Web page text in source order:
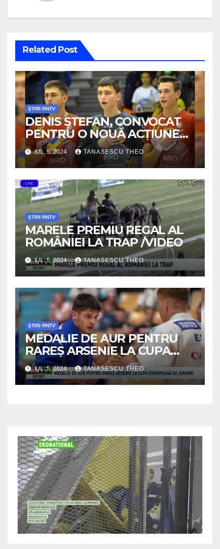
Related Post
ŞTIRI RNTV
DENIS ŞTEFAN, CONVOCAT
PENTRU O NOUĂ ACŢIUNE
/VIDEO
IUL. 5, 2024 TANASESCU THEO
ŞTIRI RNTV
MARELE PREMIU REGAL AL
ROMÂNIEI LA TRAP /VIDEO
IUL. 5, 2024 TANASESCU THEO
ŞTIRI RNTV
MEDALIE DE AUR PENTRU
RAREŞ ARSENIE LA CUPA
EUROPEANĂ DE JUNIORI
/VIDEO
IUL. 5, 2024 TANASESCU THEO